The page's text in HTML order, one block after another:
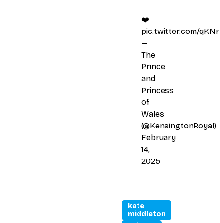
❤️
pic.twitter.com/
—
The
Prince
and
Princess
of
Wales
(@KensingtonRoyal)
February
14,
2025
kate
middleton